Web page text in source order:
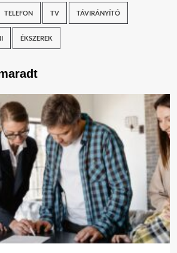
TELEFON TV TÁVIRÁNYÍTÓ
ÉKSZEREK